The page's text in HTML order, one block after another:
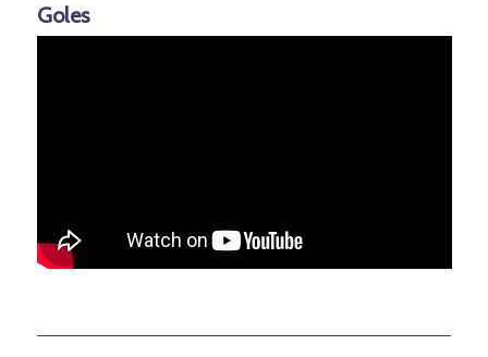
Goles